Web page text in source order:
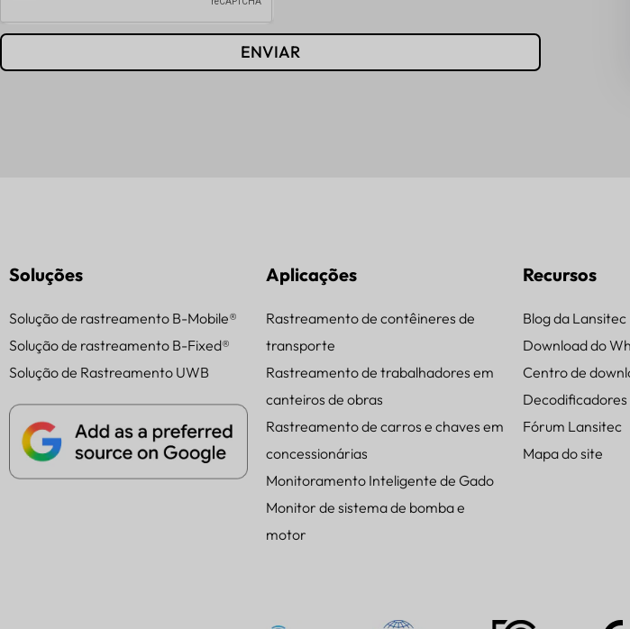
ENVIAR
Soluções
Solução de rastreamento B-Mobile®
Solução de rastreamento B-Fixed®
Solução de Rastreamento UWB
Aplicações
Rastreamento de contêineres de
transporte
Rastreamento de trabalhadores em
canteiros de obras
Rastreamento de carros e chaves em
concessionárias
Monitoramento Inteligente de Gado
Monitor de sistema de bomba e
motor
Recursos
Blog da Lansitec
Download do
Centro de
Fórum Lansitec
Mapa do site